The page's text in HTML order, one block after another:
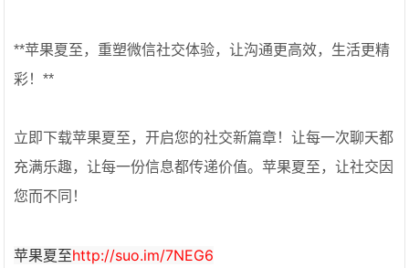
**苹果夏至，重塑微信社交体验，让沟通更高效，生活更精
彩！**
立即下载苹果夏至，开启您的社交新篇章！让每一次聊天都
充满乐趣，让每一份信息都传递价值。苹果夏至，让社交因
您而不同！
苹果夏至http://suo.im/7NEG6